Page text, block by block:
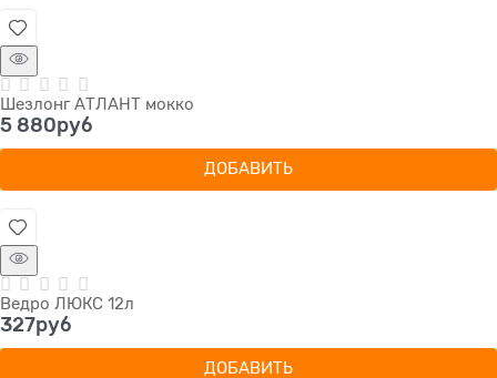
Шезлонг АТЛАНТ мокко
5 880руб
ДОБАВИТЬ
Ведро ЛЮКС 12л
327руб
ДОБАВИТЬ